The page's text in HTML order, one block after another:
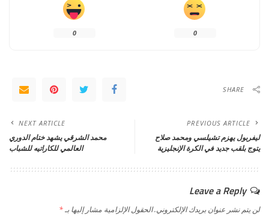
0
0
SHARE
PREVIOUS ARTICLE
ليفربول يهزم تشيلسي ومحمد صلاح
يتوج بلقب جديد في الكرة الإنجليزية
NEXT ARTICLE
محمد الشرقي يشهد ختام الدوري
العالمي للكاراتيه للشباب
Leave a Reply
لن يتم نشر عنوان بريدك الإلكتروني.الحقول الإلزامية مشار إليها بـ*